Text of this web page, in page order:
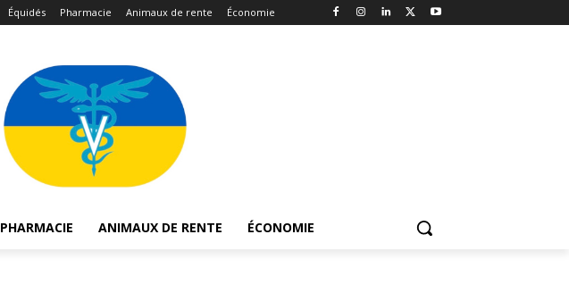
Équidés Pharmacie Animaux de rente Économie
PHARMACIE ANIMAUX DE RENTE ÉCONOMIE